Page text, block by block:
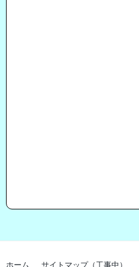
ホーム サイトマップ（工事中）